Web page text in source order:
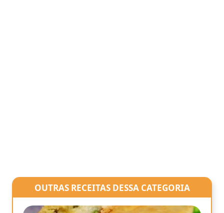
OUTRAS RECEITAS DESSA CATEGORIA